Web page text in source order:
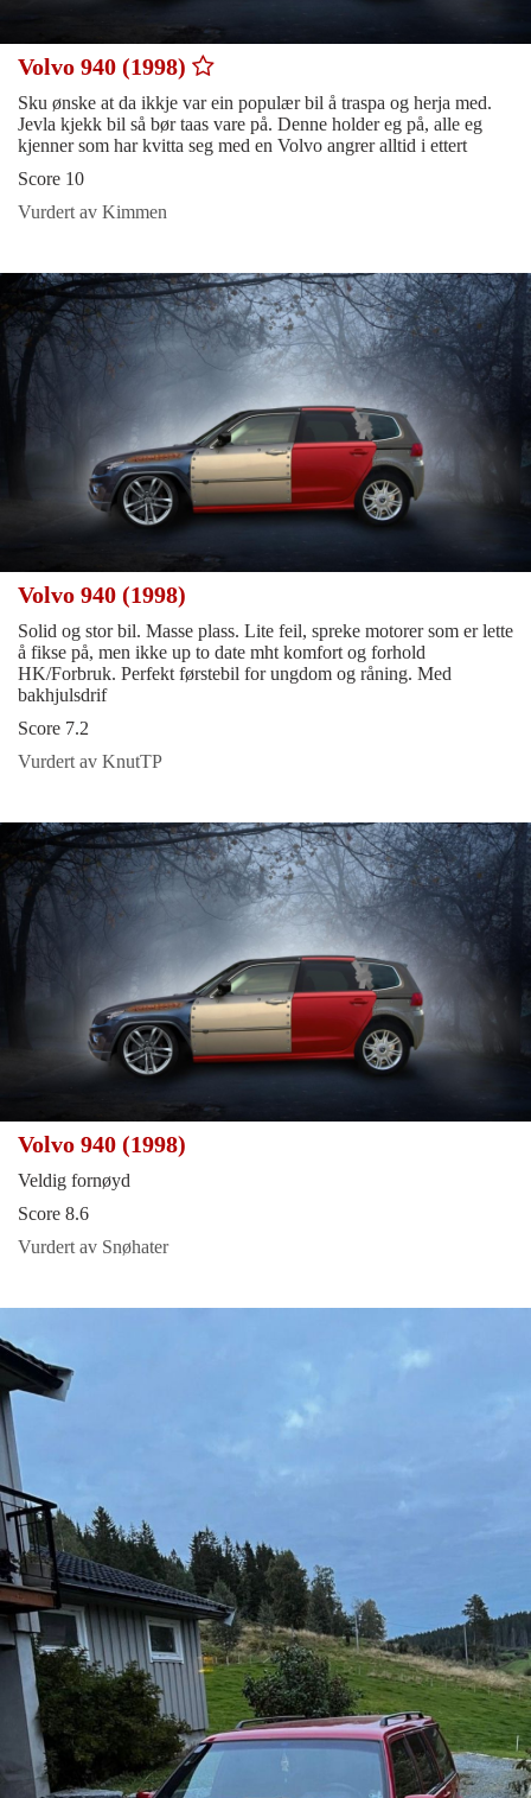
Volvo 940 (1998)
Sku ønske at da ikkje var ein populær bil å traspa og herja med.
Jevla kjekk bil så bør taas vare på. Denne holder eg på, alle eg
kjenner som har kvitta seg med en Volvo angrer alltid i ettert
Score 10
Vurdert av Kimmen
Volvo 940 (1998)
Solid og stor bil. Masse plass. Lite feil, spreke motorer som er lette
å fikse på, men ikke up to date mht komfort og forhold
HK/Forbruk. Perfekt førstebil for ungdom og råning. Med
bakhjulsdrif
Score 7.2
Vurdert av KnutTP
Volvo 940 (1998)
Veldig fornøyd
Score 8.6
Vurdert av Snøhater